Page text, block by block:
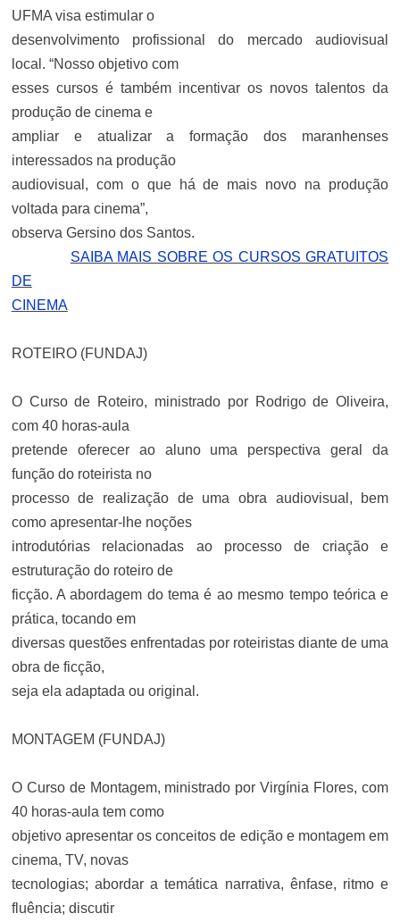
UFMA visa estimular o
desenvolvimento profissional do mercado audiovisual
local. “Nosso objetivo com
esses cursos é também incentivar os novos talentos da
produção de cinema e
ampliar e atualizar a formação dos maranhenses
interessados na produção
audiovisual, com o que há de mais novo na produção
voltada para cinema”,
observa Gersino dos Santos.
SAIBA MAIS SOBRE OS CURSOS GRATUITOS
DE
CINEMA
ROTEIRO (FUNDAJ)
O Curso de Roteiro, ministrado por Rodrigo de Oliveira,
com 40 horas-aula
pretende oferecer ao aluno uma perspectiva geral da
função do roteirista no
processo de realização de uma obra audiovisual, bem
como apresentar-lhe noções
introdutórias relacionadas ao processo de criação e
estruturação do roteiro de
ficção. A abordagem do tema é ao mesmo tempo teórica e
prática, tocando em
diversas questões enfrentadas por roteiristas diante de uma
obra de ficção,
seja ela adaptada ou original.
MONTAGEM (FUNDAJ)
O Curso de Montagem, ministrado por Virgínia Flores, com
40 horas-aula tem como
objetivo apresentar os conceitos de edição e montagem em
cinema, TV, novas
tecnologias; abordar a temática narrativa, ênfase, ritmo e
fluência; discutir